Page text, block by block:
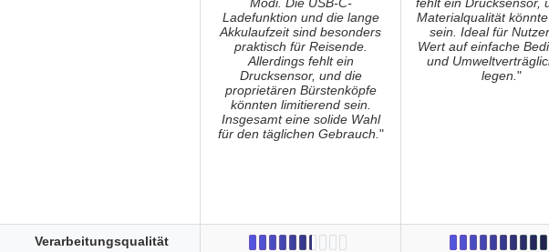
Modi. Die USB-C-
Ladefunktion und die lange
Akkulaufzeit sind besonders
praktisch für Reisende.
Allerdings fehlt ein
Drucksensor, und die
proprietären Bürstenköpfe
könnten limitierend sein.
Insgesamt eine solide Wahl
für den täglichen Gebrauch."
fehlt ein Drucksensor,
Materialqualität
sein. Ideal für
Wert auf einfache
und
legen."
Verarbeitungsqualität